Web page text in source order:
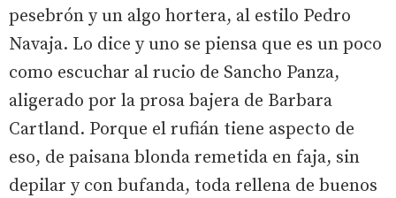
pesebrón y un algo hortera, al estilo Pedro
Navaja. Lo dice y uno se piensa que es un poco
como escuchar al rucio de Sancho Panza,
aligerado por la prosa bajera de Barbara
Cartland. Porque el rufián tiene aspecto de
eso, de paisana blonda remetida en faja, sin
depilar y con bufanda, toda rellena de buenos